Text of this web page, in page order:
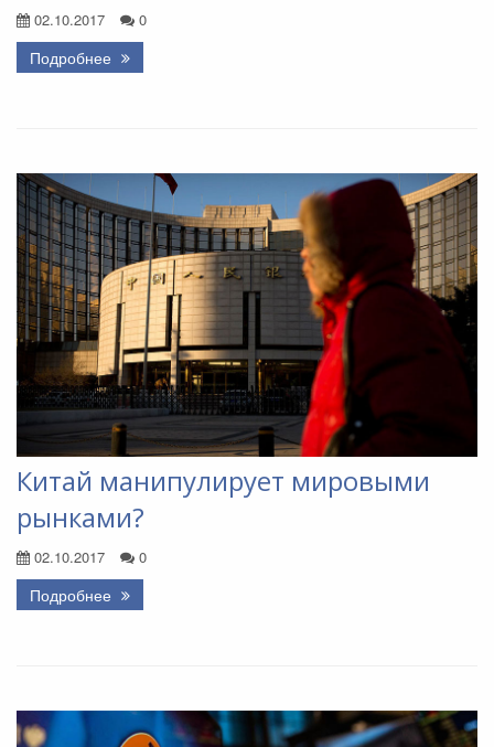
02.10.2017 0
Подробнее
Китай манипулирует мировыми
рынками?
02.10.2017 0
Подробнее